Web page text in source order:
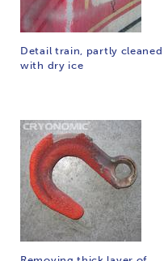
Detail train, partly cleaned
with dry ice